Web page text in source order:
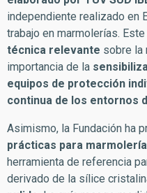
independiente realizado en
trabajo en marmolerías.
técnica relevante sobre la
importancia de la
equipos de protección
continua de los entornos
Asimismo, la Fundación ha
prácticas para
herramienta de referencia
derivado de la sílice